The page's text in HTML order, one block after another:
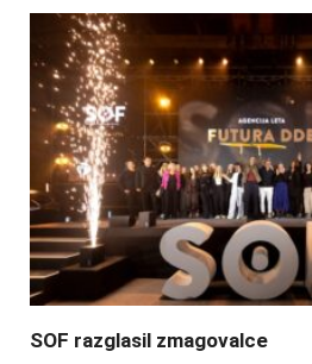
SOF razglasil zmagovalce